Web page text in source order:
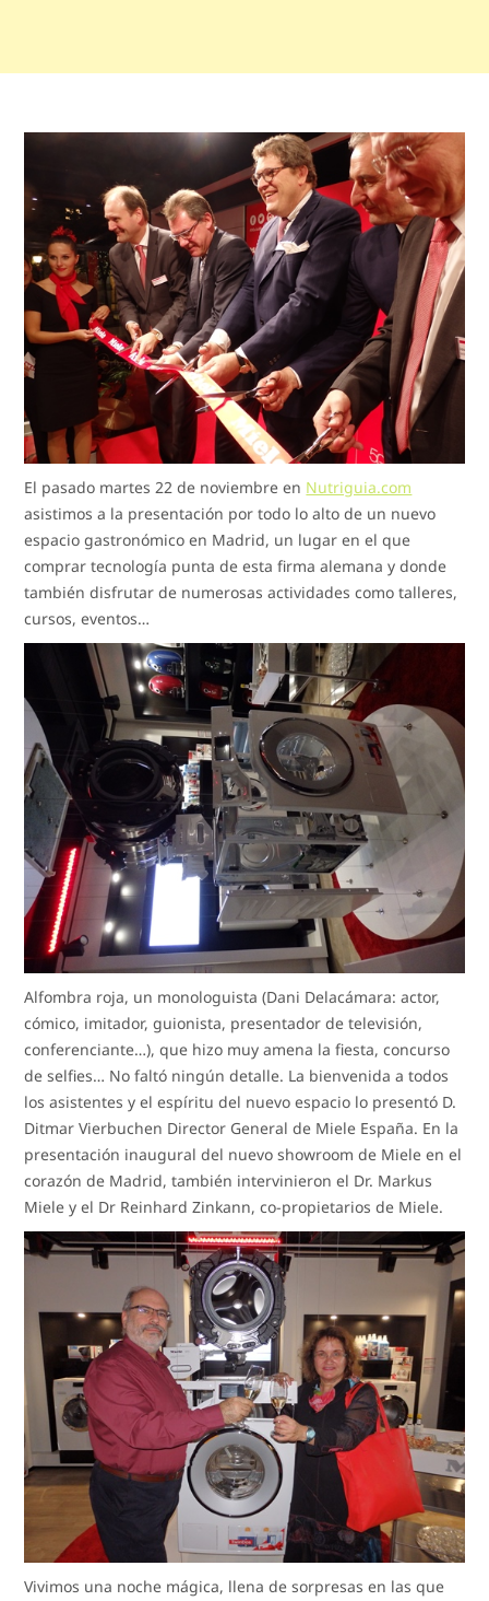
El pasado martes 22 de noviembre en Nutriguia.com
asistimos a la presentación por todo lo alto de un nuevo
espacio gastronómico en Madrid, un lugar en el que
comprar tecnología punta de esta firma alemana y donde
también disfrutar de numerosas actividades como talleres,
cursos, eventos…
Alfombra roja, un monologuista (Dani Delacámara: actor,
cómico, imitador, guionista, presentador de televisión,
conferenciante…), que hizo muy amena la fiesta, concurso
de selfies… No faltó ningún detalle. La bienvenida a todos
los asistentes y el espíritu del nuevo espacio lo presentó D.
Ditmar Vierbuchen Director General de Miele España. En la
presentación inaugural del nuevo showroom de Miele en el
corazón de Madrid, también intervinieron el Dr. Markus
Miele y el Dr Reinhard Zinkann, co-propietarios de Miele.
Vivimos una noche mágica, llena de sorpresas en las que